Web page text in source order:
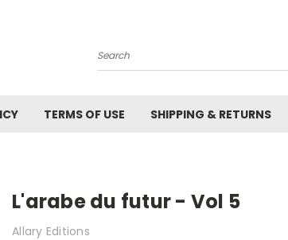
Search
TERMS OF USE SHIPPING & RETURNS
L'arabe du futur - Vol 5
Allary Editions